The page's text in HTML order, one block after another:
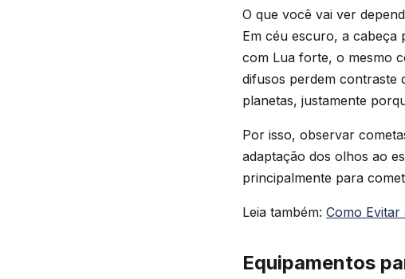
O que você vai ver
Em céu escuro, a cabeça
com Lua forte, o mesmo
difusos perdem contraste
planetas, justamente
Por isso, observar
adaptação dos olhos ao
principalmente para
Leia também: Como Evitar
Equipamentos